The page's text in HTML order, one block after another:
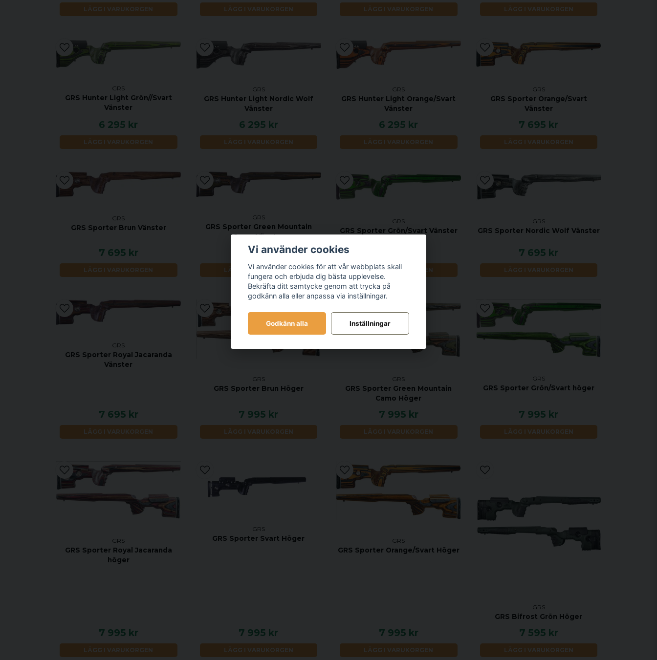
LÄGG I VARUKORGEN LÄGG I VARUKORGEN LÄGG I VARUKORGEN LÄGG I VARUKORGEN
GRS
GRS Hunter Light Grön//Svart
Vänster
6 295 kr
LÄGG I VARUKORGEN
GRS
GRS Hunter Light Nordic Wolf
Vänster
6 295 kr
LÄGG I VARUKORGEN
GRS
GRS Hunter Light Orange/Svart
Vänster
6 295 kr
LÄGG I VARUKORGEN
GRS
GRS Sporter Orange/Svart
Vänster
7 695 kr
LÄGG I VARUKORGEN
GRS
GRS Sporter Brun Vänster
7 695 kr
LÄGG I VARUKORGEN
GRS
GRS Sporter Green Mountain
Camo Vänster
7 695 kr
LÄGG I VARUKORGEN
GRS
GRS Sporter Grön/Svart Vänster
LÄGG I VARUKORGEN
GRS
GRS Sporter Nordic Wolf Vänster
7 695 kr
LÄGG I VARUKORGEN
GRS
GRS Sporter Royal Jacaranda
Vänster
7 695 kr
LÄGG I VARUKORGEN
GRS
GRS Sporter Brun Höger
7 995 kr
LÄGG I VARUKORGEN
GRS
GRS Sporter Green Mountain
Camo Höger
7 995 kr
LÄGG I VARUKORGEN
GRS
GRS Sporter Grön/Svart höger
7 995 kr
LÄGG I VARUKORGEN
GRS
GRS Sporter Royal Jacaranda
höger
7 995 kr
LÄGG I VARUKORGEN
GRS
GRS Sporter Svart Höger
7 995 kr
LÄGG I VARUKORGEN
GRS
GRS Sporter Orange/Svart Höger
7 995 kr
LÄGG I VARUKORGEN
GRS
GRS Bifrost Grön Höger
7 595 kr
LÄGG I VARUKORGEN
Vi använder cookies
Vi använder cookies för att vår webbplats skall
fungera och erbjuda dig bästa upplevelse.
Bekräfta ditt samtycke genom att trycka på
godkänn alla eller anpassa via inställningar.
Godkänn alla Inställningar